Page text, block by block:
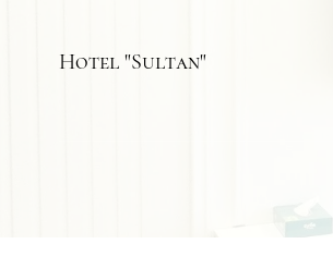
Hotel "Sultan"